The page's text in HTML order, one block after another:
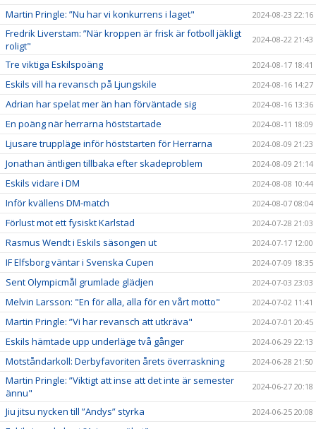
Martin Pringle: ”Nu har vi konkurrens i laget" 2024-08-23 22:16
Fredrik Liverstam: ”När kroppen är frisk är fotboll jäkligt
roligt"
2024-08-22 21:43
Tre viktiga Eskilspoäng 2024-08-17 18:41
Eskils vill ha revansch på Ljungskile 2024-08-16 14:27
Adrian har spelat mer än han förväntade sig 2024-08-16 13:36
En poäng när herrarna höststartade 2024-08-11 18:09
Ljusare truppläge inför höststarten för Herrarna 2024-08-09 21:23
Jonathan äntligen tillbaka efter skadeproblem 2024-08-09 21:14
Eskils vidare i DM 2024-08-08 10:44
Inför kvällens DM-match 2024-08-07 08:04
Förlust mot ett fysiskt Karlstad 2024-07-28 21:03
Rasmus Wendt i Eskils säsongen ut 2024-07-17 12:00
IF Elfsborg väntar i Svenska Cupen 2024-07-09 18:35
Sent Olympicmål grumlade glädjen 2024-07-03 23:03
Melvin Larsson: "En för alla, alla för en vårt motto" 2024-07-02 11:41
Martin Pringle: ”Vi har revansch att utkräva" 2024-07-01 20:45
Eskils hämtade upp underläge två gånger 2024-06-29 22:13
Motståndarkoll: Derbyfavoriten årets överraskning 2024-06-28 21:50
Martin Pringle: ”Viktigt att inse att det inte är semester
ännu"
2024-06-27 20:18
Jiu jitsu nycken till ”Andys” styrka 2024-06-25 20:08